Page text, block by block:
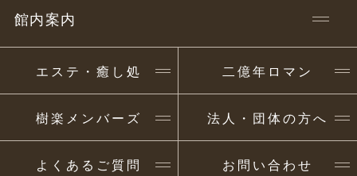
館内案内
エステ・癒し処 二億年ロマン
樹楽メンバーズ 法人・団体の方へ
よくあるご質問 お問い合わせ